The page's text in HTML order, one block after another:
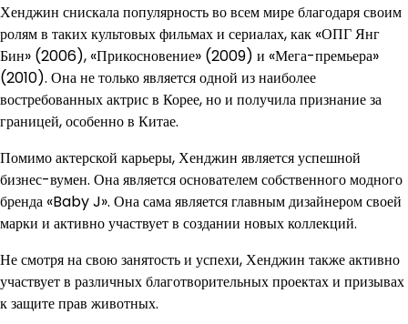
Хенджин снискала популярность во всем мире благодаря своим
ролям в таких культовых фильмах и сериалах, как «ОПГ Янг
Бин» (2006), «Прикосновение» (2009) и «Мега-премьера»
(2010). Она не только является одной из наиболее
востребованных актрис в Корее, но и получила признание за
границей, особенно в Китае.
Помимо актерской карьеры, Хенджин является успешной
бизнес-вумен. Она является основателем собственного модного
бренда «Baby J». Она сама является главным дизайнером своей
марки и активно участвует в создании новых коллекций.
Не смотря на свою занятость и успехи, Хенджин также активно
участвует в различных благотворительных проектах и призывах
к защите прав животных.